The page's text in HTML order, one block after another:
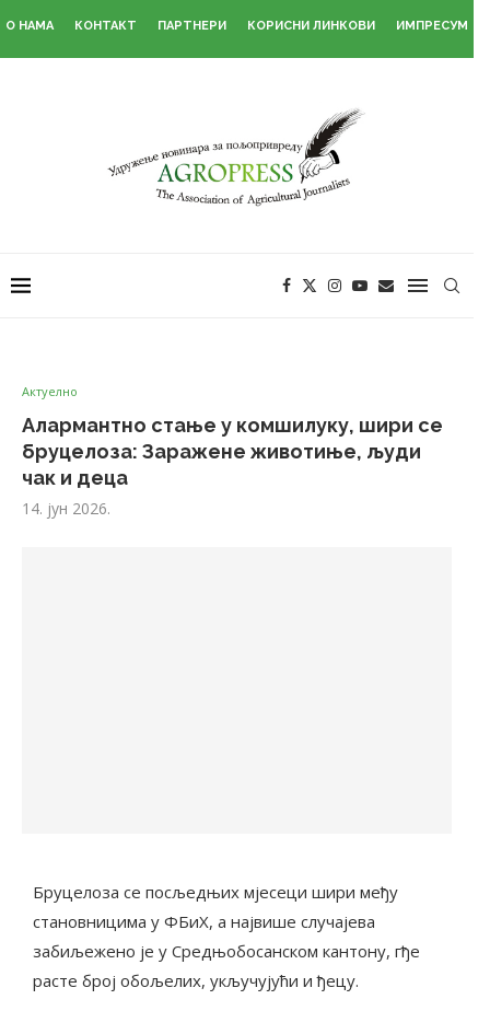
О НАМА КОНТАКТ ПАРТНЕРИ КОРИСНИ ЛИНКОВИ ИМПРЕСУМ
Актуелно
Алармантно стање у комшилуку, шири се
бруцелоза: Заражене животиње, људи
чак и деца
14. јун 2026.
Бруцелоза се посљедњих мјесеци шири међу
становницима у ФБиХ, а највише случајева
забиљежено је у Средњобосанском кантону, гђе
расте број обољелих, укључујући и ђецу.